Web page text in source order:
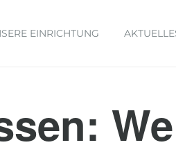
EINRICHTUNG